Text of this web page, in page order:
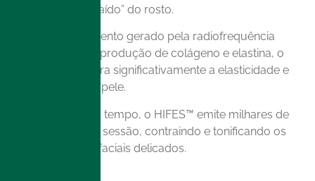
aspecto “caído” do rosto.
O aquecimento gerado pela radiofrequência
estimula a produção de colágeno e elastina, o
que melhora significativamente a elasticidade e
firmeza da pele.
Ao mesmo tempo, o HIFES™ emite milhares de
pulsos por sessão, contraindo e tonificando os
músculos faciais delicados.